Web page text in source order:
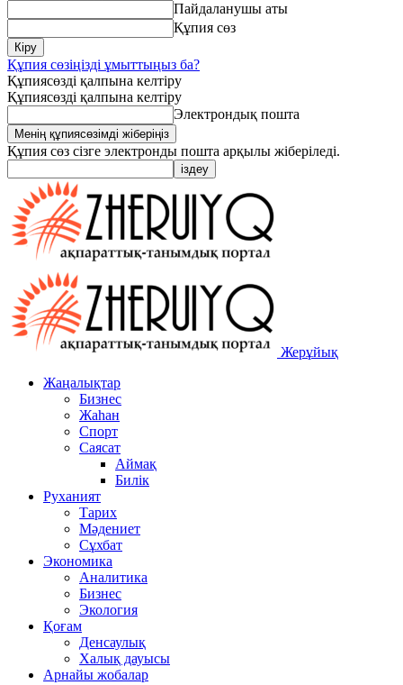
Пайдаланушы аты
Құпия сөз
Құпия сөзіңізді ұмыттыңыз ба?
Құпиясөзді қалпына келтіру
Құпиясөзді қалпына келтіру
Электрондық пошта
Құпия сөз сізге электронды пошта арқылы жіберіледі.
Жерұйық
Жаңалықтар
Бизнес
Жаһан
Спорт
Саясат
Аймақ
Билік
Руханият
Тарих
Мәдениет
Сұхбат
Экономика
Аналитика
Бизнес
Экология
Қоғам
Денсаулық
Халық дауысы
Арнайы жобалар